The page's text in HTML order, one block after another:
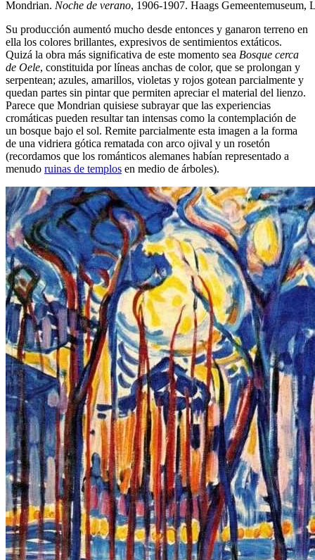
Mondrian. Noche de verano, 1906-1907. Haags Gemeentemuseum,
Su producción aumentó mucho desde entonces y ganaron terreno en
ella los colores brillantes, expresivos de sentimientos extáticos.
Quizá la obra más significativa de este momento sea Bosque cerca
de Oele, constituida por líneas anchas de color, que se prolongan y
serpentean; azules, amarillos, violetas y rojos gotean parcialmente y
quedan partes sin pintar que permiten apreciar el material del lienzo.
Parece que Mondrian quisiese subrayar que las experiencias
cromáticas pueden resultar tan intensas como la contemplación de
un bosque bajo el sol. Remite parcialmente esta imagen a la forma
de una vidriera gótica rematada con arco ojival y un rosetón
(recordamos que los románticos alemanes habían representado a
menudo ruinas de templos en medio de árboles).